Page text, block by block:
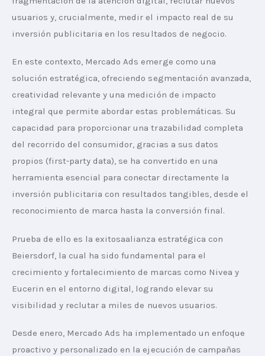
usuarios y, crucialmente, medir el impacto real de su
inversión publicitaria en los resultados de negocio.
En este contexto, Mercado Ads emerge como una
solución estratégica, ofreciendo segmentación avanzada,
creatividad relevante y una medición de impacto
integral que permite abordar estas problemáticas. Su
capacidad para proporcionar una trazabilidad completa
del recorrido del consumidor, gracias a sus datos
propios (first-party data), se ha convertido en una
herramienta esencial para conectar directamente la
inversión publicitaria con resultados tangibles, desde el
reconocimiento de marca hasta la conversión final.
Prueba de ello es la exitosaalianza estratégica con
Beiersdorf, la cual ha sido fundamental para el
crecimiento y fortalecimiento de marcas como Nivea y
Eucerin en el entorno digital, logrando elevar su
visibilidad y reclutar a miles de nuevos usuarios.
Desde enero, Mercado Ads ha implementado un enfoque
proactivo y personalizado en la ejecución de campañas